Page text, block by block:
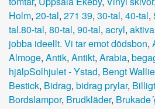
Holm, 20-tal, 271 39, 30-tal, 40-tal,
tal.80-tal, 80-tal, 90-tal, acryl,
jobba ideellt. Vi tar emot dödsbon,
Almoge, Antik, Antikt, Arabia,
hjälpSolhjulet - Ystad, Bengt
Bestick, Bidrag, bidrag prylar, Billigt
Bordslampor, Brudkläder,